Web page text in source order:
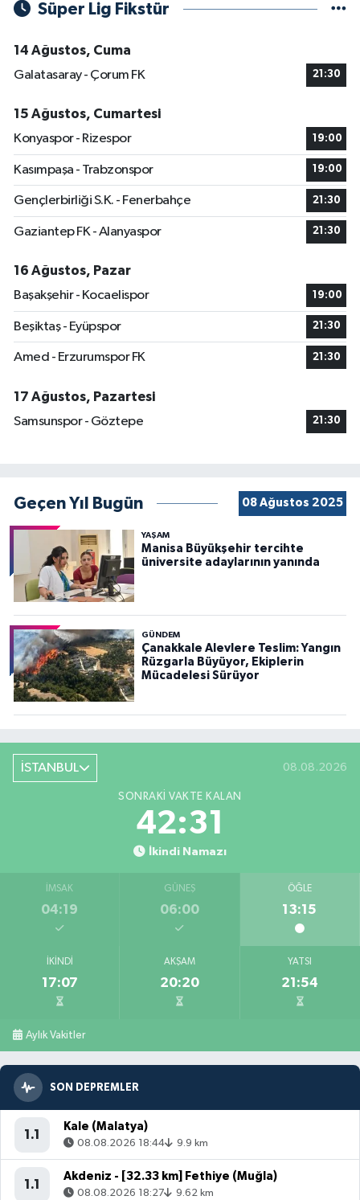
Süper Lig Fikstür
14 Ağustos, Cuma
Galatasaray - Çorum FK
21:30
15 Ağustos, Cumartesi
Konyaspor - Rizespor
19:00
Kasımpaşa - Trabzonspor 19:00
Gençlerbirliği S.K. - Fenerbahçe 21:30
Gaziantep FK - Alanyaspor 21:30
16 Ağustos, Pazar
Başakşehir - Kocaelispor
19:00
Beşiktaş - Eyüpspor 21:30
Amed - Erzurumspor FK 21:30
17 Ağustos, Pazartesi
Samsunspor - Göztepe
21:30
Geçen Yıl Bugün 08 Ağustos 2025
YAŞAM
Manisa Büyükşehir tercihte
üniversite adaylarının yanında
GÜNDEM
Çanakkale Alevlere Teslim: Yangın
Rüzgarla Büyüyor, Ekiplerin
Mücadelesi Sürüyor
İSTANBUL 08.08.2026
SONRAKI VAKTE KALAN
42:29
İkindi Namazı
İMSAK
04:19
GÜNEŞ
06:00
ÖĞLE
13:15
İKINDI
17:07
AKŞAM
20:20
YATSI
21:54
Aylık Vakitler
SON DEPREMLER
1.1
Kale (Malatya)
08.08.2026 18:44 9.9 km
1.1
Akdeniz - [32.33 km] Fethiye (Muğla)
08.08.2026 18:27 9.62 km